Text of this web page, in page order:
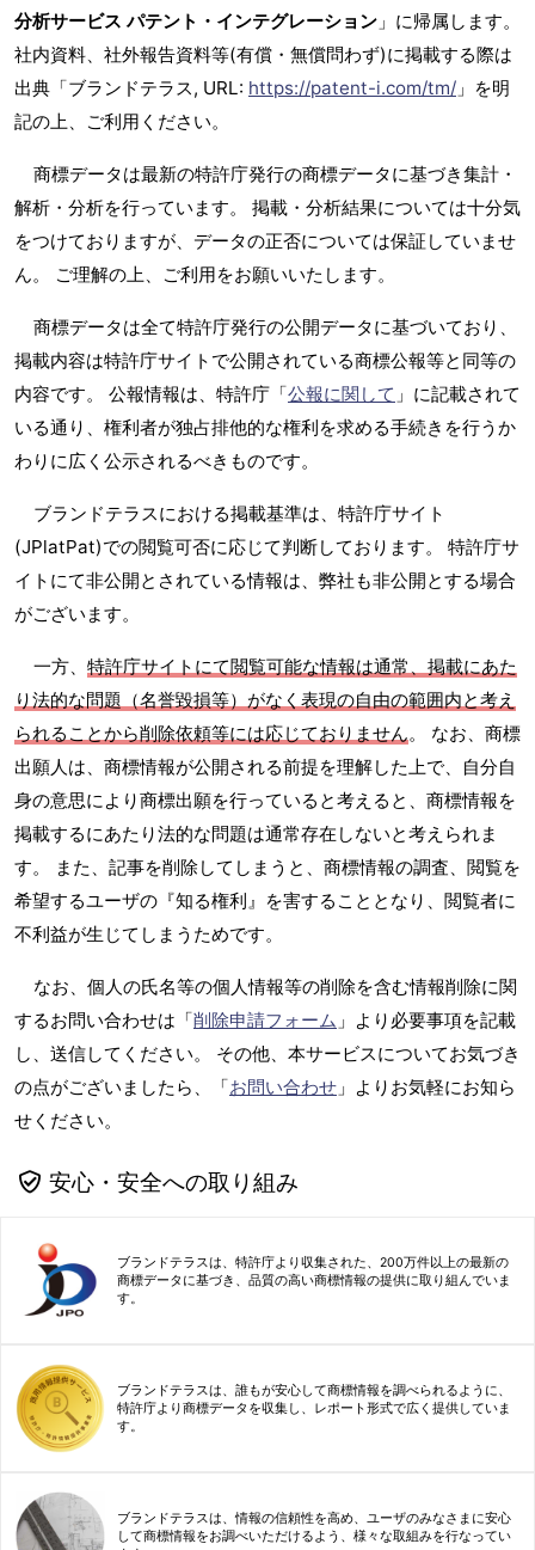
分析サービス パテント・インテグレーション 」に帰属します。
社内資料、社外報告資料等(有償・無償問わず)に掲載する際は
出典「ブランドテラス, URL: https://patent-i.com/tm/ 」を明
記の上、ご利用ください。
商標データは最新の特許庁発行の商標データに基づき集計・
解析・分析を行っています。 掲載・分析結果については十分気
をつけておりますが、データの正否については保証していませ
ん。 ご理解の上、ご利用をお願いいたします。
商標データは全て特許庁発行の公開データに基づいており、
掲載内容は特許庁サイトで公開されている商標公報等と同等の
内容です。 公報情報は、特許庁「公報に関して 」に記載されて
いる通り、権利者が独占排他的な権利を求める手続きを行うか
わりに広く公示されるべきものです。
ブランドテラスにおける掲載基準は、特許庁サイト
(JPlatPat)での閲覧可否に応じて判断しております。 特許庁サ
イトにて非公開とされている情報は、弊社も非公開とする場合
がございます。
一方、 特許庁サイトにて閲覧可能な情報は通常、掲載にあた
り法的な問題（名誉毀損等）がなく表現の自由の範囲内と考え
られることから削除依頼等には応じておりません。 なお、商標
出願人は、商標情報が公開される前提を理解した上で、自分自
身の意思により商標出願を行っていると考えると、商標情報を
掲載するにあたり法的な問題は通常存在しないと考えられま
す。 また、記事を削除してしまうと、商標情報の調査、閲覧を
希望するユーザの『知る権利』を害することとなり、閲覧者に
不利益が生じてしまうためです。
なお、個人の氏名等の個人情報等の削除を含む情報削除に関
するお問い合わせは「削除申請フォーム 」より必要事項を記載
し、送信してください。 その他、本サービスについてお気づき
の点がございましたら、「お問い合わせ 」よりお気軽にお知ら
せください。
安心・安全への取り組み
ブランドテラスは、特許庁より収集された、200万件以上の最新の
商標データに基づき、品質の高い商標情報の提供に取り組んでいま
す。
ブランドテラスは、誰もが安心して商標情報を調べられるように、
特許庁より商標データを収集し、レポート形式で広く提供していま
す。
ブランドテラスは、情報の信頼性を高め、ユーザのみなさまに安心
して商標情報をお調べいただけるよう、様々な取組みを行なってい